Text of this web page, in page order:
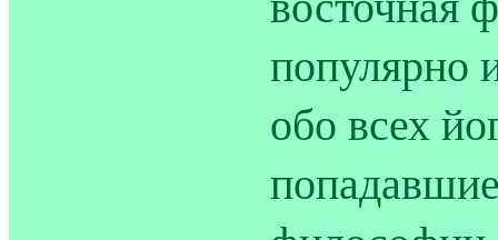
популярно
обо всех